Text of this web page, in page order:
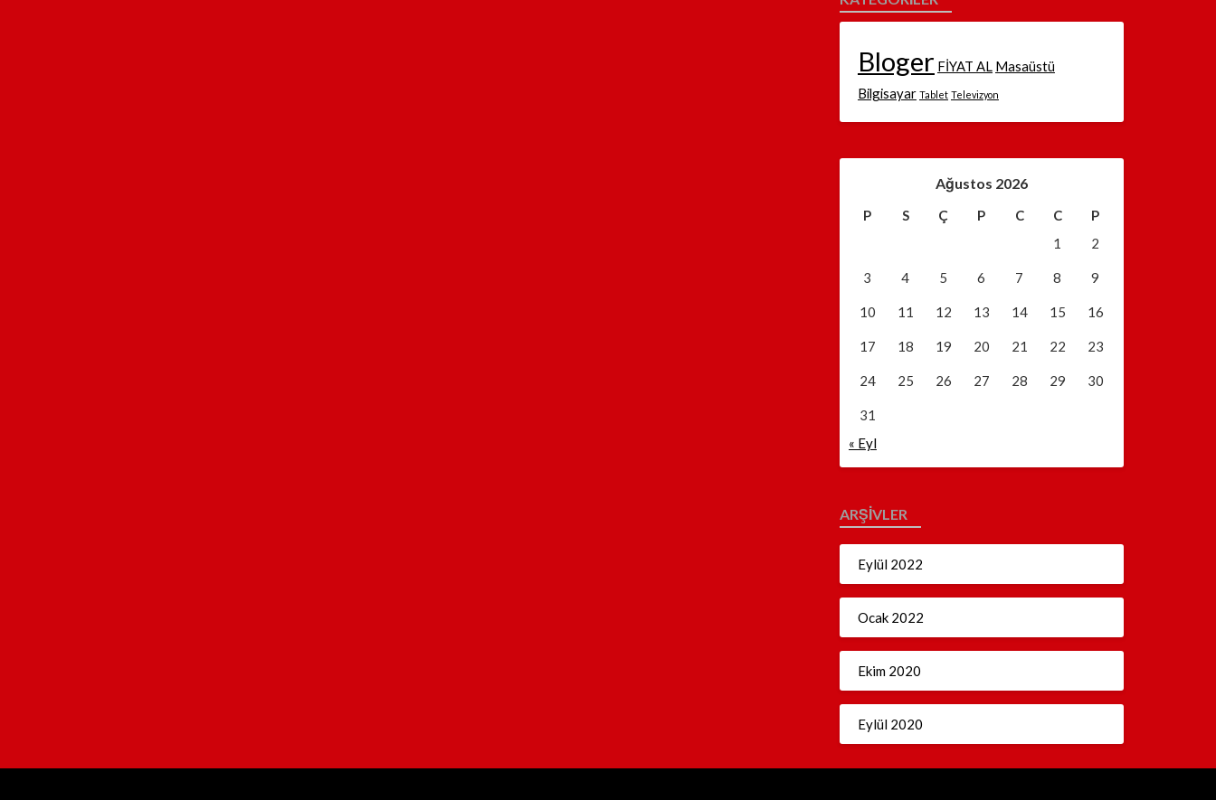
Bloger FİYAT AL Masaüstü
Bilgisayar Tablet Televizyon
Ağustos 2026
P S Ç P C C
P
1
2
3 4 5 6 7 8 9
10 11 12 13 14 15 16
17 18 19 20 21 22 23
24 25 26 27 28 29 30
31
« Eyl
ARŞIVLER
Eylül 2022
Ocak 2022
Ekim 2020
Eylül 2020